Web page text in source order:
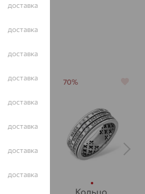
70%
Кольцо,
доставка
доставка
доставка
доставка
доставка
доставка
доставка
доставка